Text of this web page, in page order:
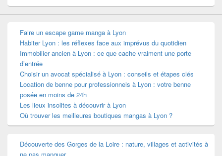
Faire un escape game manga à Lyon
Habiter Lyon : les réflexes face aux imprévus du quotidien
Immobilier ancien à Lyon : ce que cache vraiment une porte
d’entrée
Choisir un avocat spécialisé à Lyon : conseils et étapes clés
Location de benne pour professionnels à Lyon : votre benne
posée en moins de 24h
Les lieux insolites à découvrir à Lyon
Où trouver les meilleures boutiques mangas à Lyon ?
Découverte des Gorges de la Loire : nature, villages et activités à
ne pas manquer